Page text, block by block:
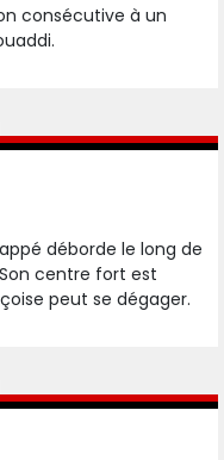
consécutive à un
déborde le long de
centre fort est
peut se dégager.